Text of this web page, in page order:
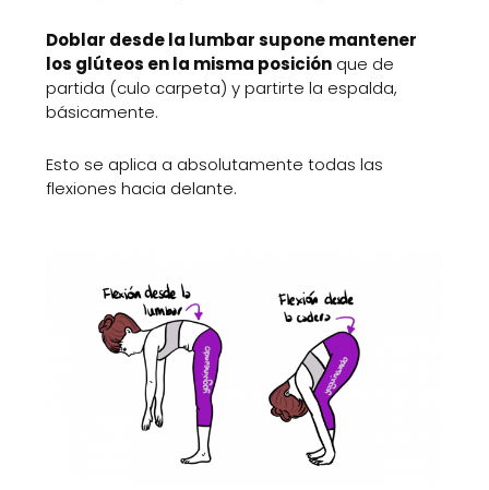
Doblar desde la lumbar supone mantener
los glúteos en la misma posición que de
partida (culo carpeta) y partirte la espalda,
básicamente.
Esto se aplica a absolutamente todas las
flexiones hacia delante.